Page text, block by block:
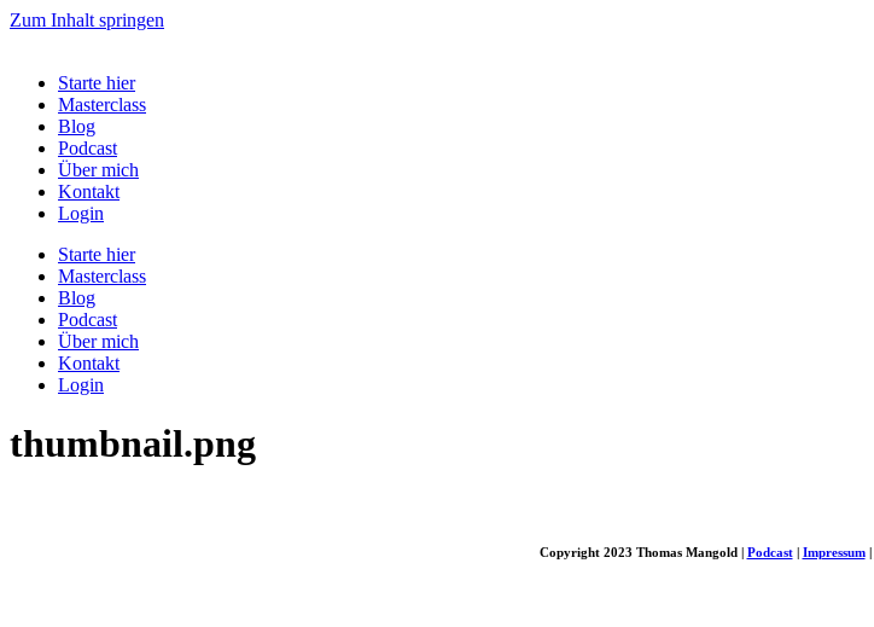
Zum Inhalt springen
Starte hier
Masterclass
Blog
Podcast
Über mich
Kontakt
Login
Starte hier
Masterclass
Blog
Podcast
Über mich
Kontakt
Login
thumbnail.png
Copyright 2023 Thomas Mangold | Podcast| Impressum|